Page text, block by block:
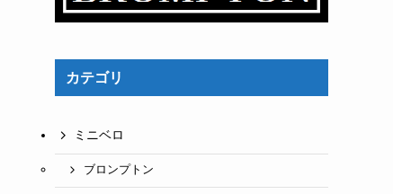
カテゴリ
ミニベロ
ブロンプトン